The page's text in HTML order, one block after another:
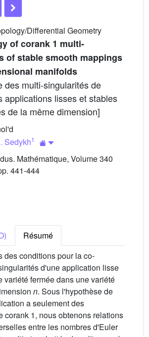
Differential Geometry
of corank 1 multi-
of stable smooth mappings
manifolds
des multi-singularités de
applications lisses et stables
de la même dimension]
Sedykh1
Mathématique, Volume 340
441-444
Résumé
des conditions pour la co-
d'une application lisse
variété fermée dans une variété
n. Sous l'hypothèse de
a seulement des
corank 1, nous obtenons relations
entre les nombres d'Euler